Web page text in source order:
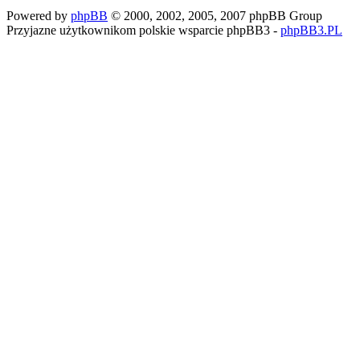
Powered by phpBB © 2000, 2002, 2005, 2007 phpBB Group
Przyjazne użytkownikom polskie wsparcie phpBB3 - phpBB3.PL